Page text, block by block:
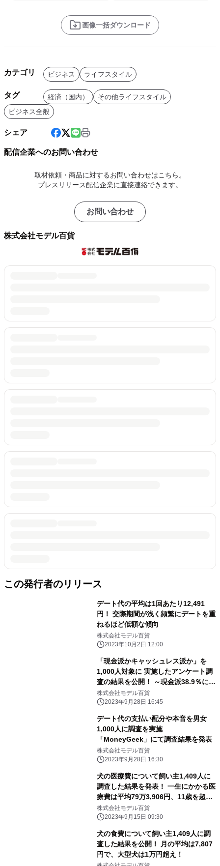
画像一括ダウンロード
カテゴリ ビジネス ライフスタイル
タグ 経済（国内）
その他ライフスタイル
ビジネス全般
シェア
配信企業へのお問い合わせ
取材依頼・商品に対するお問い合わせはこちら。
プレスリリース配信企業に直接連絡できます。
お問い合わせ
株式会社モデル百貨
この発行者のリリース
デート代の平均は1回あたり12,491
円！ 交際期間が浅く頻繁にデートを重
ねるほど低額な傾向
株式会社モデル百貨
2023年10月2日 12:00
「現金派かキャッシュレス派か」を
1,000人対象に 実施したアンケート調
査の結果を公開！ ～現金派38.9％に対
しキャッシュレス派は61.1％～
株式会社モデル百貨
2023年9月28日 16:45
デート代の支払い配分や本音を男女
1,000人に調査を実施
「MoneyGeek」にて調査結果を発表
株式会社モデル百貨
2023年9月28日 16:30
犬の医療費について飼い主1,409人に
調査した結果を発表！ 一生にかかる医
療費は平均79万3,906円、11歳を超え
ると急増
株式会社モデル百貨
2023年9月15日 09:30
犬の食費について飼い主1,409人に調
査した結果を公開！ 月の平均は7,807
円で、大型犬は1万円超え！